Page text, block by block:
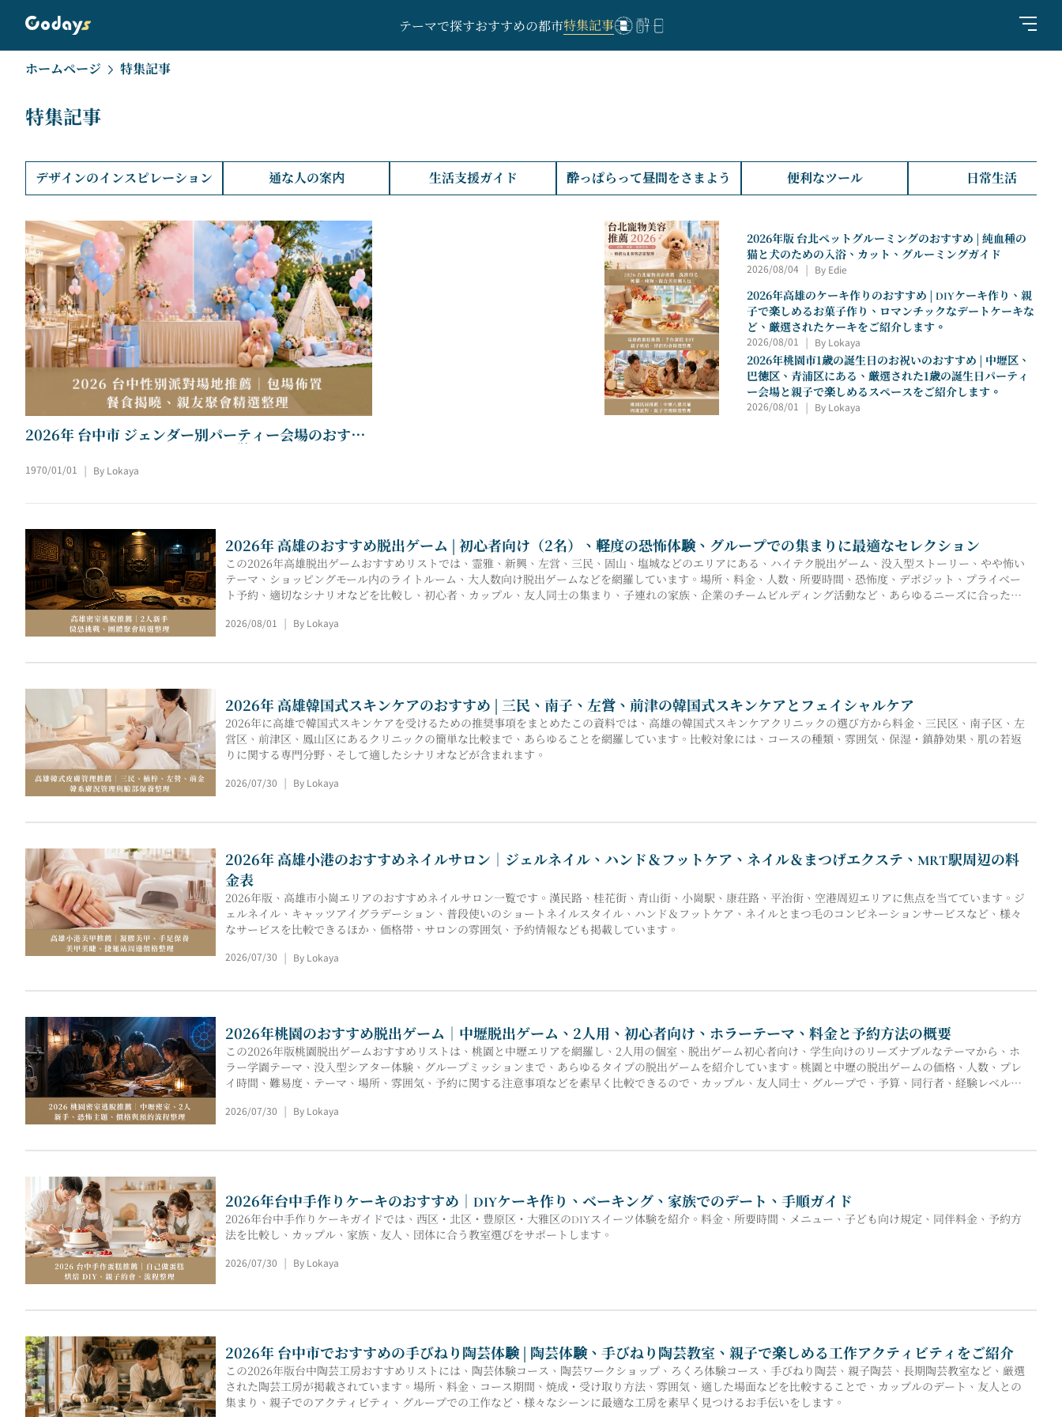
テーマで探すおすすめの都市特集記事
ホームページ 特集記事
特集記事
デザインのインスピレーション 通な人の案内 生活支援ガイド 酔っぱらって昼間をさまよう 便利なツール 日常生活
2026年 台中市 ジェンダー別パーティー会場のおすす
詳細、家族や友人との集まりのためのメニュー選び
1970/01/01 By Lokaya
2026年版 台北ペットグルーミングのおすすめ | 純血種の
猫と犬のための入浴、カット、グルーミングガイド
2026/08/04
By Edie
2026年高雄のケーキ作りのおすすめ | DIYケーキ作り、親
子で楽しめるお菓子作り、ロマンチックなデートケーキな
ど、厳選されたケーキをご紹介します。
2026/08/01
By Lokaya
2026年桃園市1歳の誕生日のお祝いのおすすめ | 中壢区、
巴徳区、青浦区にある、厳選された1歳の誕生日パーティ
ー会場と親子で楽しめるスペースをご紹介します。
2026/08/01
By Lokaya
2026年 高雄のおすすめ脱出ゲーム | 初心者向け（2名）、軽度の恐怖体験、グループでの集まりに最適なセレクション
この2026年高雄脱出ゲームおすすめリストでは、霊雅、新興、左営、三民、固山、塩城などのエリアにある、ハイテク脱出ゲーム、没入型ストーリー、やや怖い
テーマ、ショッピングモール内のライトルーム、大人数向け脱出ゲームなどを網羅しています。場所、料金、人数、所要時間、恐怖度、デポジット、プライベー
ト予約、適切なシナリオなどを比較し、初心者、カップル、友人同士の集まり、子連​​れの家族、企業のチームビルディング活動など、あらゆるニーズに合った脱
2026/08/01 By Lokaya
2026年 高雄韓国式スキンケアのおすすめ | 三民、南子、左営、前津の韓国式スキンケアとフェイシャルケア
2026年に高雄で韓国式スキンケアを受けるための推奨事項をまとめたこの資料では、高雄の韓国式スキンケアクリニックの選び方から料金、三民区、南子区、左
営区、前津区、鳳山区にあるクリニックの簡単な比較まで、あらゆることを網羅しています。比較対象には、コースの種類、雰囲気、保湿・鎮静効果、肌の若返
りに関する専門分野、そして適したシナリオなどが含まれます。
2026/07/30
By Lokaya
2026年 高雄小港のおすすめネイルサロン｜ジェルネイル、ハンド＆フットケア、ネイル＆まつげエクステ、MRT駅周辺の料
金表
2026年版、高雄市小崗エリアのおすすめネイルサロン一覧です。漢民路、桂花街、青山街、小崗駅、康荘路、平治街、空港周辺エリアに焦点を当てています。ジ
ェルネイル、キャッツアイグラデーション、普段使いのショートネイルスタイル、ハンド＆フットケア、ネイルとまつ毛のコンビネーションサービスなど、様々
なサービスを比較できるほか、価格帯、サロンの雰囲気、予約情報なども掲載しています。
2026/07/30
By Lokaya
2026年桃園のおすすめ脱出ゲーム｜中壢脱出ゲーム、2人用、初心者向け、ホラーテーマ、料金と予約方法の概要
この2026年版桃園脱出ゲームおすすめリストは、桃園と中壢エリアを網羅し、2人用の個室、脱出ゲーム初心者向け、学生向けのリーズナブルなテーマから、ホ
ラー学園テーマ、没入型シアター体験、グループミッションまで、あらゆるタイプの脱出ゲームを紹介しています。桃園と中壢の脱出ゲームの価格、人数、プレ
イ時間、難易度、テーマ、場所、雰囲気、予約に関する注意事項などを素早く比較できるので、カップル、友人同士、グループで、予算、同行者、経験レベルに
2026/07/30 By Lokaya
2026年台中手作りケーキのおすすめ｜DIYケーキ作り、ベーキング、家族でのデート、手順ガイド
2026年台中手作りケーキガイドでは、西区・北区・豊原区・大雅区のDIYスイーツ体験を紹介。料金、所要時間、メニュー、子ども向け規定、同伴料金、予約方
法を比較し、カップル、家族、友人、団体に合う教室選びをサポートします。
2026/07/30
By Lokaya
2026年 台中市でおすすめの手びねり陶芸体験 | 陶芸体験、手びねり陶芸教室、親子で楽しめる工作アクティビティをご紹介
この2026年版台中陶芸工房おすすめリストには、陶芸体験コース、陶芸ワークショップ、ろくろ体験コース、手びねり陶芸、親子陶芸、長期陶芸教室など、厳選
された陶芸工房が掲載されています。場所、料金、コース期間、焼成・受け取り方法、雰囲気、適した場面などを比較することで、カップルのデート、友人との
集まり、親子でのアクティビティ、グループでの工作など、様々なシーンに最適な工房を素早く見つけるお手伝いをします。